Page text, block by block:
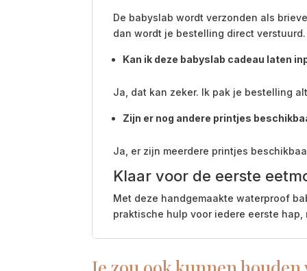
De babyslab wordt verzonden als
dan wordt je bestelling direct verstuurd.
Kan ik deze babyslab cadeau laten
Ja, dat kan zeker. Ik pak je bestelling
Zijn er nog andere printjes
Ja, er zijn meerdere printjes
Klaar voor de eerste
Met deze handgemaakte waterproof
praktische hulp voor iedere eerste